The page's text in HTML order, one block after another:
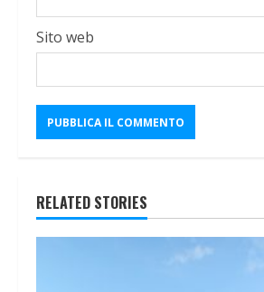
Sito web
RELATED STORIES